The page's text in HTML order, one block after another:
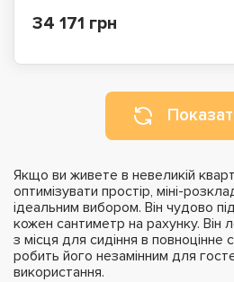
34 171 грн
Якщо ви живете в невеликій
оптимізувати простір, міні-
ідеальним вибором. Він чудово
кожен сантиметр на рахунку. Він
з місця для сидіння в повноцінне
робить його незамінним для
використання.